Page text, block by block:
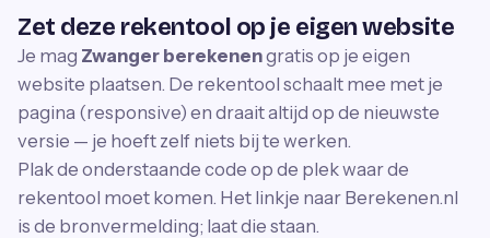
Zet deze rekentool op je eigen website
Je mag Zwanger berekenengratis op je eigen
website plaatsen. De rekentool schaalt mee met je
pagina (responsive) en draait altijd op de nieuwste
versie — je hoeft zelf niets bij te werken.
Plak de onderstaande code op de plek waar de
rekentool moet komen. Het linkje naar Berekenen.nl
is de bronvermelding; laat die staan.